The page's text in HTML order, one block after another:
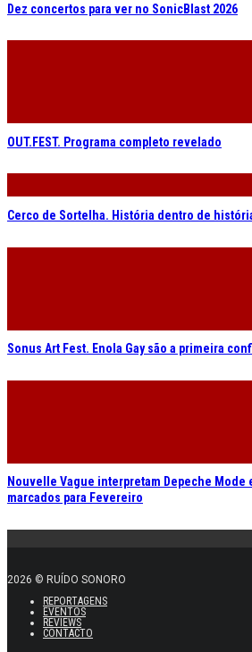
Dez concertos para ver no SonicBlast 2026
OUT.FEST. Programa completo revelado
Cerco de Sortelha. História dentro de
Sonus Art Fest. Enola Gay são a primeira
Nouvelle Vague interpretam Depeche Mode
marcados para Fevereiro
2026 © RUÍDO SONORO
REPORTAGENS
EVENTOS
REVIEWS
CONTACTO